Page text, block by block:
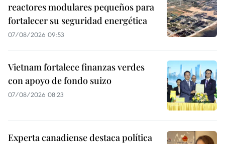
reactores modulares pequeños para
fortalecer su seguridad energética
07/08/2026 09:53
Vietnam fortalece finanzas verdes
con apoyo de fondo suizo
07/08/2026 08:23
Experta canadiense destaca política